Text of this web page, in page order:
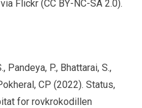
Flickr (CC BY-NC-SA 2.0).
Pandeya, P., Bhattarai, S.,
CP (2022). Status,
for rovkrokodillen